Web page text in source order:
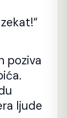
poziva
ljude